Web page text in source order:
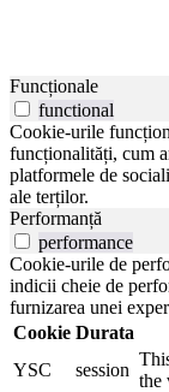
Funcționale
functional
Cookie-urile
funcționalități, cum
platformele de
ale terților.
Performanță
performance
Cookie-urile de
indicii cheie de
furnizarea unei
Cookie Durata
YSC
session
the